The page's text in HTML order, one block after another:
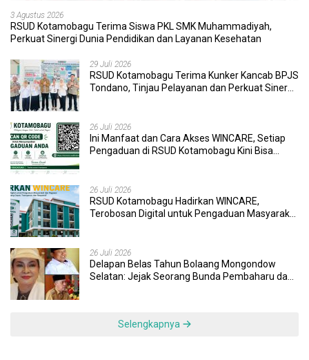
3 Agustus 2026
RSUD Kotamobagu Terima Siswa PKL SMK Muhammadiyah,
Perkuat Sinergi Dunia Pendidikan dan Layanan Kesehatan
29 Juli 2026
RSUD Kotamobagu Terima Kunker Kancab BPJS
Tondano, Tinjau Pelayanan dan Perkuat Sinergi
26 Juli 2026
Ini Manfaat dan Cara Akses WINCARE, Setiap
Pengaduan di RSUD Kotamobagu Kini Bisa
26 Juli 2026
RSUD Kotamobagu Hadirkan WINCARE,
Terobosan Digital untuk Pengaduan Masyarakat
26 Juli 2026
Delapan Belas Tahun Bolaang Mongondow
Selatan: Jejak Seorang Bunda Pembaharu dan
Selengkapnya